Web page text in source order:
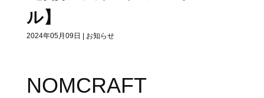
ル】
2024年05月09日 | お知らせ
NOMCRAFT